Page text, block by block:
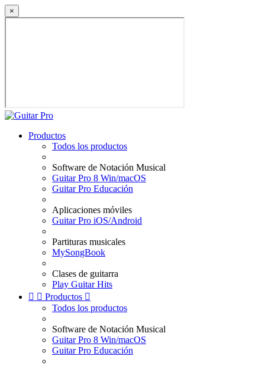
×
Productos
Todos los productos
Software de Notación Musical
Guitar Pro 8 Win/macOS
Guitar Pro Educación
Aplicaciones móviles
Guitar Pro iOS/Android
Partituras musicales
MySongBook
Clases de guitarra
Play Guitar Hits
  Productos 
Todos los productos
Software de Notación Musical
Guitar Pro 8 Win/macOS
Guitar Pro Educación